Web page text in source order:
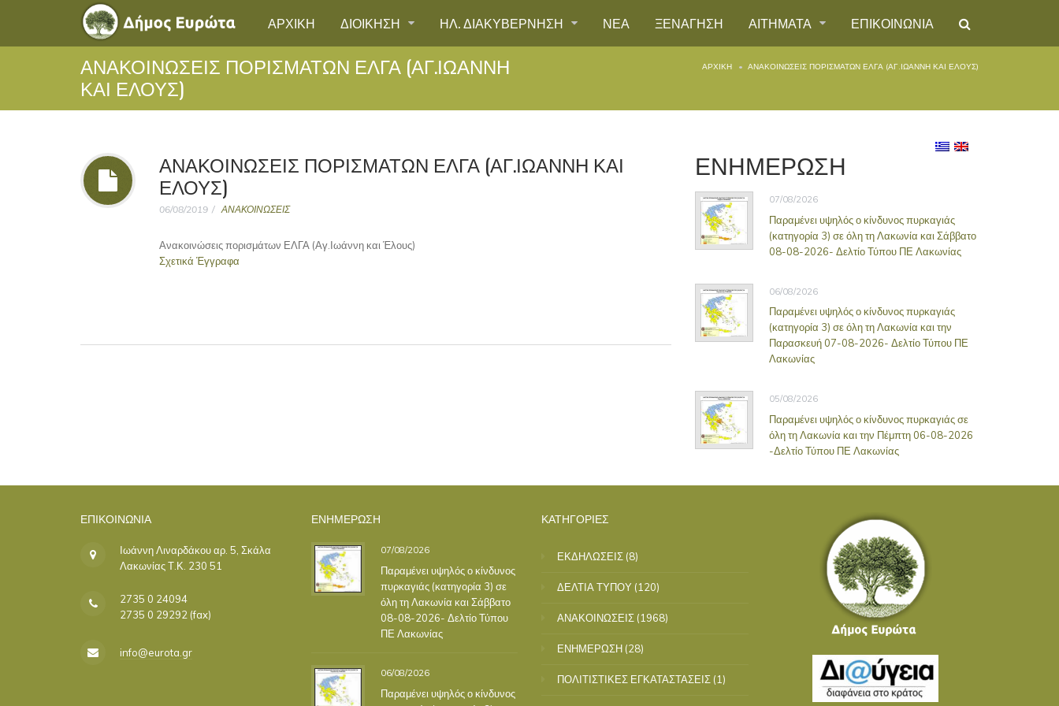
ΑΡΧΙΚΗ ΔΙΟΙΚΗΣΗ ΗΛ. ΔΙΑΚΥΒΕΡΝΗΣΗ ΝΕΑ ΞΕΝΑΓΗΣΗ ΑΙΤΗΜΑΤΑ ΕΠΙΚΟΙΝΩΝΙΑ
ΑΝΑΚΟΙΝΏΣΕΙΣ ΠΟΡΙΣΜΆΤΩΝ ΕΛΓΑ (ΑΓ.ΙΩΆΝΝΗ
ΚΑΙ ΈΛΟΥΣ)
ΑΡΧΙΚΉ ΑΝΑΚΟΙΝΏΣΕΙΣ ΠΟΡΙΣΜΆΤΩΝ ΕΛΓΑ (ΑΓ.ΙΩΆΝΝΗ ΚΑΙ ΈΛΟΥΣ)
ΑΝΑΚΟΙΝΏΣΕΙΣ ΠΟΡΙΣΜΆΤΩΝ ΕΛΓΑ (ΑΓ.ΙΩΆΝΝΗ ΚΑΙ
ΈΛΟΥΣ)
06/08/2019 ΑΝΑΚΟΙΝΩΣΕΙΣ
Ανακοινώσεις πορισμάτων ΕΛΓΑ (Αγ.Ιωάννη και Έλους)
Σχετικά Έγγραφα
ΕΝΗΜΕΡΩΣΗ
07/08/2026
Παραμένει υψηλός ο κίνδυνος πυρκαγιάς
(κατηγορία 3) σε όλη τη Λακωνία και Σάββατο
08-08-2026- Δελτίο Τύπου ΠΕ Λακωνίας
06/08/2026
Παραμένει υψηλός ο κίνδυνος πυρκαγιάς
(κατηγορία 3) σε όλη τη Λακωνία και την
Παρασκευή 07-08-2026- Δελτίο Τύπου ΠΕ
Λακωνίας
05/08/2026
Παραμένει υψηλός ο κίνδυνος πυρκαγιάς σε
όλη τη Λακωνία και την Πέμπτη 06-08-2026
-Δελτίο Τύπου ΠΕ Λακωνίας
ΕΠΙΚΟΙΝΩΝΊΑ
Ιωάννη Λιναρδάκου αρ. 5, Σκάλα
Λακωνίας Τ.Κ. 230 51
2735 0 24094
2735 0 29292 (fax)
info@eurota.gr
ΕΝΗΜΕΡΩΣΗ
07/08/2026
Παραμένει υψηλός ο κίνδυνος
πυρκαγιάς (κατηγορία 3) σε
όλη τη Λακωνία και Σάββατο
08-08-2026- Δελτίο Τύπου
ΠΕ Λακωνίας
06/08/2026
Παραμένει υψηλός ο κίνδυνος
ΚΑΤΗΓΟΡΙΕΣ
ΕΚΔΗΛΩΣΕΙΣ (8)
ΔΕΛΤΙΑ ΤΥΠΟΥ (120)
ΑΝΑΚΟΙΝΩΣΕΙΣ (1968)
ΕΝΗΜΕΡΩΣΗ (28)
ΠΟΛΙΤΙΣΤΙΚΕΣ ΕΓΚΑΤΑΣΤΑΣΕΙΣ (1)